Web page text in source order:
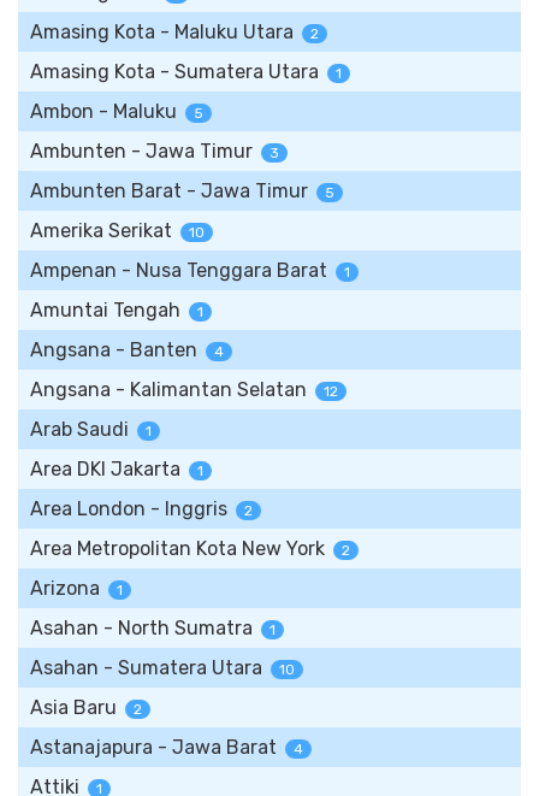
Amasing Kota - Maluku Utara 2
Amasing Kota - Sumatera Utara 1
Ambon - Maluku 5
Ambunten - Jawa Timur 3
Ambunten Barat - Jawa Timur 5
Amerika Serikat 10
Ampenan - Nusa Tenggara Barat 1
Amuntai Tengah 1
Angsana - Banten 4
Angsana - Kalimantan Selatan 12
Arab Saudi 1
Area DKI Jakarta 1
Area London - Inggris 2
Area Metropolitan Kota New York 2
Arizona 1
Asahan - North Sumatra 1
Asahan - Sumatera Utara 10
Asia Baru 2
Astanajapura - Jawa Barat 4
Attiki 1